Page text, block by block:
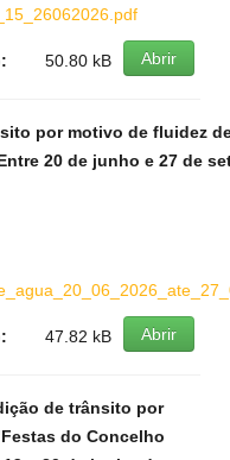
Abrir
50.80 kB
por motivo de fluidez
20 de junho e 27 de
Abrir
47.82 kB
de trânsito por
do Concelho